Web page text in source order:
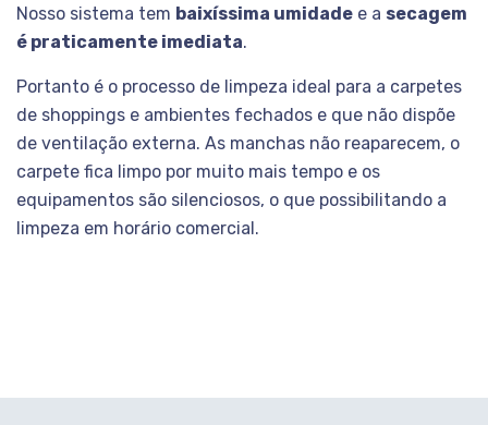
Nosso sistema tem baixíssima umidade e a secagem
é praticamente imediata.
Portanto é o processo de limpeza ideal para a carpetes
de shoppings e ambientes fechados e que não dispõe
de ventilação externa. As manchas não reaparecem, o
carpete fica limpo por muito mais tempo e os
equipamentos são silenciosos, o que possibilitando a
limpeza em horário comercial.